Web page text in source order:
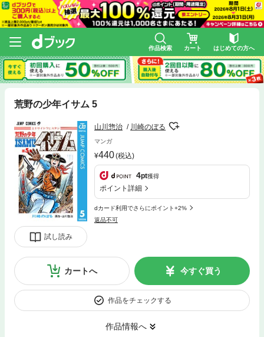
作品検索 カート はじめての方へ
荒野の少年イサム 5
試し読み
山川惣治 川崎のぼる
マンガ
440(税込)
4pt獲得
ポイント詳細
dカード利用でさらにポイント+2%
返品不可
カートへ 今すぐ買う
作品をチェックする
作品情報へ